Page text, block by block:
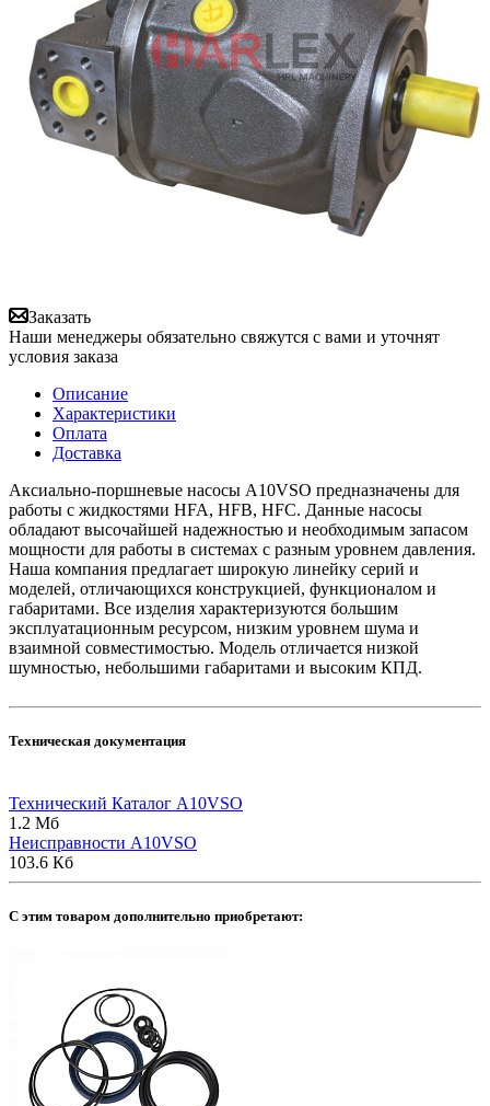
Заказать
Наши менеджеры обязательно свяжутся с вами и уточнят
условия заказа
Описание
Характеристики
Оплата
Доставка
Аксиально-поршневые насосы A10VSO предназначены для
работы с жидкостями HFA, HFB, HFC. Данные насосы
обладают высочайшей надежностью и необходимым запасом
мощности для работы в системах с разным уровнем давления.
Наша компания предлагает широкую линейку серий и
моделей, отличающихся конструкцией, функционалом и
габаритами. Все изделия характеризуются большим
эксплуатационным ресурсом, низким уровнем шума и
взаимной совместимостью. Модель отличается низкой
шумностью, небольшими габаритами и высоким КПД.
Техническая документация
Технический Каталог A10VSO
1.2 Мб
Неисправности A10VSO
103.6 Кб
C этим товаром дополнительно приобретают: